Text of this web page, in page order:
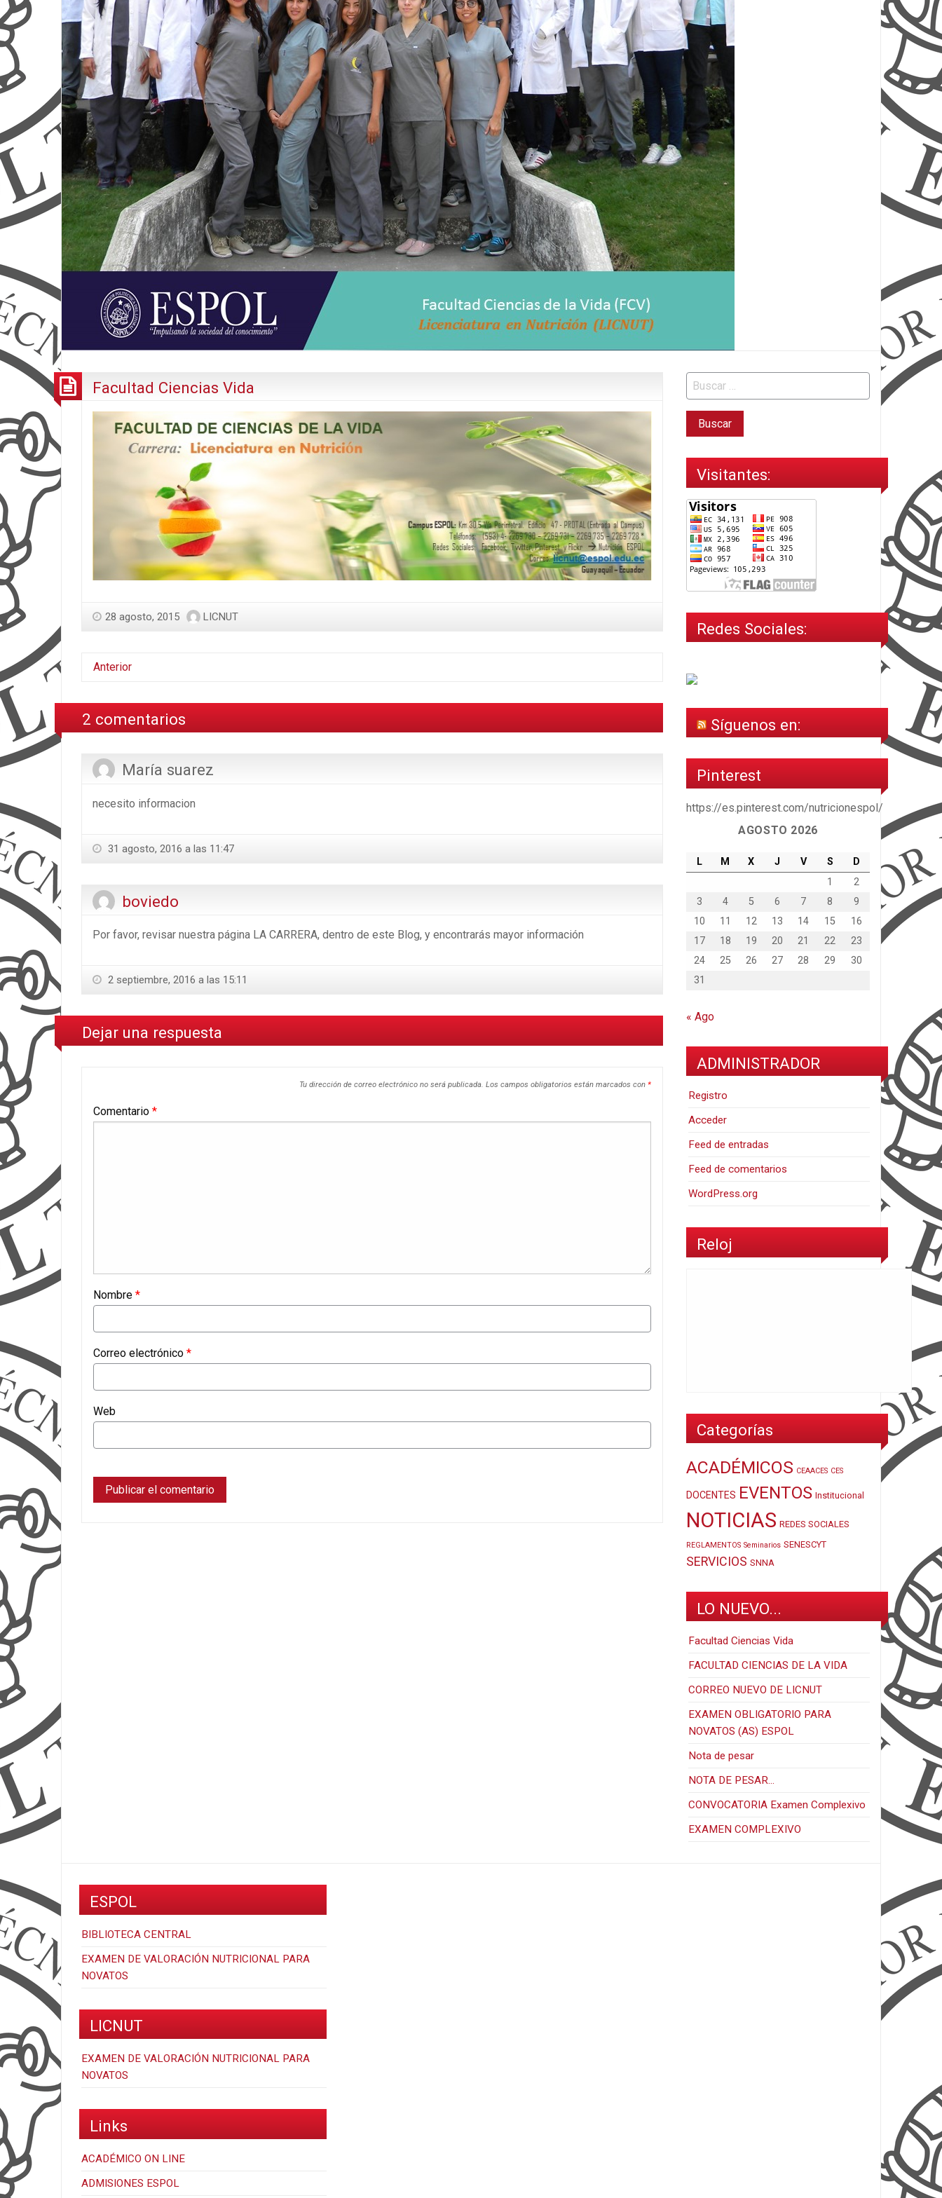
Facultad Ciencias Vida
28 agosto, 2015 LICNUT
Anterior
2 comentarios
María suarez
necesito informacion
31 agosto, 2016 a las 11:47
boviedo
Por favor, revisar nuestra página LA CARRERA, dentro de este Blog, y encontrarás mayor información
2 septiembre, 2016 a las 15:11
Dejar una respuesta
Tu dirección de correo electrónico no será publicada. Los campos obligatorios están marcados con *
Comentario *
Nombre *
Correo electrónico *
Web
Visitantes:
Redes Sociales:
Síguenos en:
Pinterest
https://es.pinterest.com/nutricionespol/
AGOSTO 2026
L M X J V S
D
1
2
3
4 5 6 7 8
9
10
11 12 13 14 15
16
17
18 19 20 21 22
23
24
25 26 27 28 29
30
31
« Ago
ADMINISTRADOR
Registro
Acceder
Feed de entradas
Feed de comentarios
WordPress.org
Reloj
Categorías
ACADÉMICOS CEAACES CES
DOCENTES EVENTOS Institucional
NOTICIAS REDES SOCIALES
REGLAMENTOS Seminarios SENESCYT
SERVICIOS SNNA
LO NUEVO...
Facultad Ciencias Vida
FACULTAD CIENCIAS DE LA VIDA
CORREO NUEVO DE LICNUT
EXAMEN OBLIGATORIO PARA
NOVATOS (AS) ESPOL
Nota de pesar
NOTA DE PESAR...
CONVOCATORIA Examen Complexivo
EXAMEN COMPLEXIVO
ESPOL
BIBLIOTECA CENTRAL
EXAMEN DE VALORACIÓN NUTRICIONAL PARA
NOVATOS
LICNUT
EXAMEN DE VALORACIÓN NUTRICIONAL PARA
NOVATOS
Links
ACADÉMICO ON LINE
ADMISIONES ESPOL